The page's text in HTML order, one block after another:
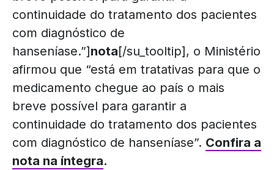
continuidade do tratamento dos pacientes
com diagnóstico de
hanseníase.”]nota[/su_tooltip], o Ministério
afirmou que “está em tratativas para que o
medicamento chegue ao país o mais
breve possível para garantir a
continuidade do tratamento dos pacientes
com diagnóstico de hanseníase”. Confira a
nota na íntegra.